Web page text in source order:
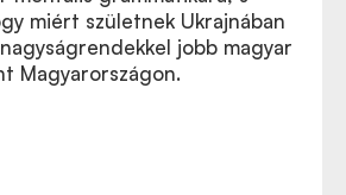
miért születnek Ukrajnában
jobb magyar
Magyarországon.